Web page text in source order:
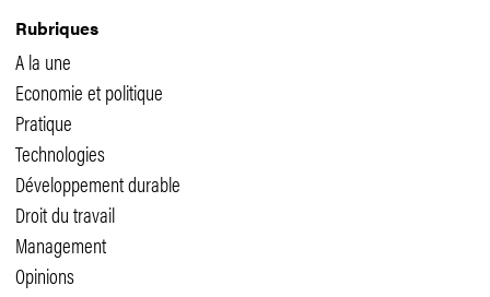
Rubriques
A la une
Economie et politique
Pratique
Technologies
Développement durable
Droit du travail
Management
Opinions